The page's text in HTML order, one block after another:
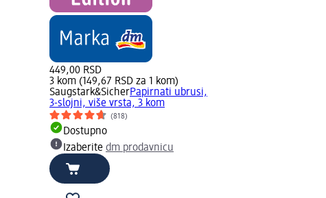
449,00 RSD
3 kom (149,67 RSD za 1 kom)
Saugstark&SicherPapirnati ubrusi,
3-slojni, više vrsta, 3 kom
(818)
Dostupno
Izaberite dm prodavnicu